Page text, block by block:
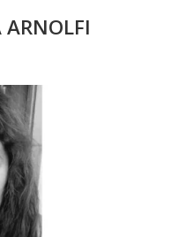
ARNOLFI